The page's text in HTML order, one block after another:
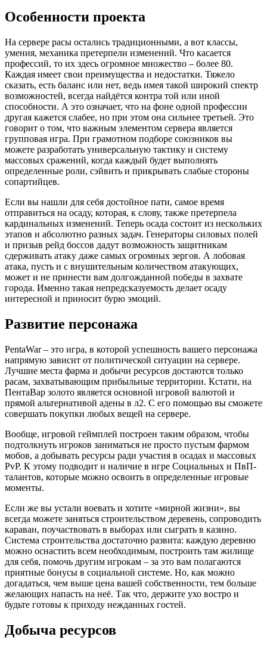
Особенности проекта
На сервере расы остались традиционными, а вот классы,
умения, механика претерпели изменений. Что касается
профессий, то их здесь огромное множество – более 80.
Каждая имеет свои преимущества и недостатки. Тяжело
сказать, есть баланс или нет, ведь имея такой широкий спектр
возможностей, всегда найдётся контра той или иной
способности. А это означает, что на фоне одной профессии
другая кажется слабее, но при этом она сильнее третьей. Это
говорит о том, что важным элементом сервера является
групповая игра. При грамотном подборе союзников вы
можете разработать универсальную тактику и систему
массовых сражений, когда каждый будет выполнять
определенные роли, сэйвить и прикрывать слабые стороны
сопартийцев.
Если вы нашли для себя достойное пати, самое время
отправиться на осаду, которая, к слову, также претерпела
кардинальных изменений. Теперь осада состоит из нескольких
этапов и абсолютно разных задач. Генераторы силовых полей
и призыв рейд боссов дадут возможность защитникам
сдерживать атаку даже самых огромных зергов. А лобовая
атака, пусть и с внушительным количеством атакующих,
может и не принести вам долгожданной победы в захвате
города. Именно такая непредсказуемость делает осаду
интересной и приносит бурю эмоций.
Развитие персонажа
PentaWar – это игра, в которой успешность вашего персонажа
напрямую зависит от политической ситуации на сервере.
Лучшие места фарма и добычи ресурсов достаются только
расам, захватывающим прибыльные территории. Кстати, на
ПентаВар золото является основной игровой валютой и
прямой альтернативой адены в л2. С его помощью вы сможете
совершать покупки любых вещей на сервере.
Вообще, игровой геймплей построен таким образом, чтобы
подтолкнуть игроков заниматься не просто пустым фармом
мобов, а добывать ресурсы ради участия в осадах и массовых
PvP. К этому подводит и наличие в игре Социальных и ПвП-
талантов, которые можно освоить в определенные игровые
моменты.
Если же вы устали воевать и хотите «мирной жизни», вы
всегда можете заняться строительством деревень, сопроводить
караван, поучаствовать в выборах или сыграть в казино.
Система строительства достаточно развита: каждую деревню
можно оснастить всем необходимым, построить там жилище
для себя, помочь другим игрокам – за это вам полагаются
приятные бонусы в социальной системе. Но, как можно
догадаться, чем выше цена вашей собственности, тем больше
желающих напасть на неё. Так что, держите ухо востро и
будьте готовы к приходу нежданных гостей.
Добыча ресурсов